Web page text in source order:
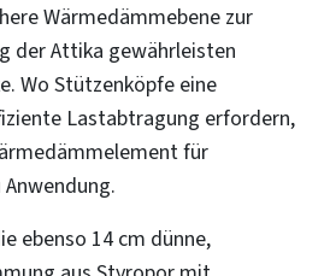
Wärmedämmebene zur
der Attika gewährleisten
Wo Stützenköpfe eine
Lastabtragung erfordern,
für
ebenso 14 cm dünne,